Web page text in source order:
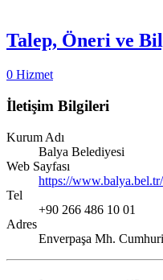
Talep, Öneri ve
0 Hizmet
İletişim Bilgileri
Kurum Adı
Balya Belediyesi
Web Sayfası
https://www.balya.bel.tr/
Tel
+90 266 486 10 01
Adres
Enverpaşa Mh.